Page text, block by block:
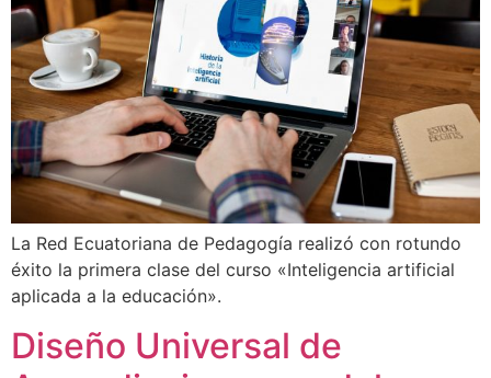
La Red Ecuatoriana de Pedagogía realizó con rotundo
éxito la primera clase del curso «Inteligencia artificial
aplicada a la educación».
Diseño Universal de